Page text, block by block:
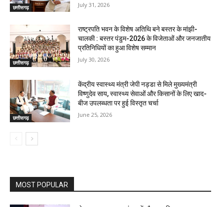
छत्तीसगढ़ July 31, 2026
छत्तीसगढ़
राष्ट्रपति भवन के विशेष अतिथि बने बस्तर के मांझी-
चालकी : बस्तर पंडुम-2026 के विजेताओं और जनजातीय
प्रतिनिधियों का हुआ विशेष सम्मान
July 30, 2026
छत्तीसगढ़
केंद्रीय स्वास्थ्य मंत्री जेपी नड्डा से मिले मुख्यमंत्री
विष्णुदेव साय, स्वास्थ्य सेवाओं और किसानों के लिए खाद-
बीज उपलब्धता पर हुई विस्तृत चर्चा
June 25, 2026
MOST POPULAR